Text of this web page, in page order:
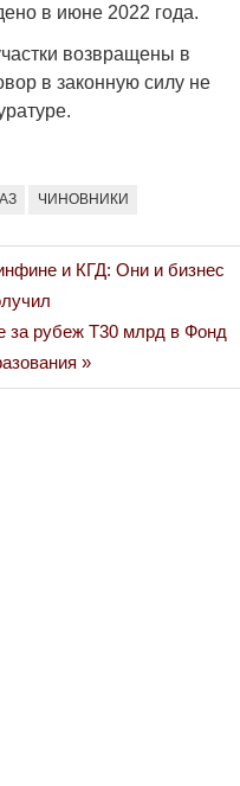
в июне 2022 года.
возвращены в
в законную силу не
ЧИНОВНИКИ
и КГД: Они и бизнес
за рубеж Т30 млрд в Фонд